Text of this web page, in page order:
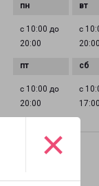
×
с 10:00 до
20:00
с
20:00
с 10:00 до
20:00
с
17:00